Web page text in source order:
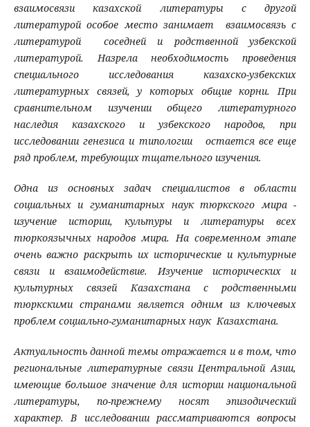
взаимосвязи казахской литературы с другой
литературой особое место занимает взаимосвязь с
литературой соседней и родственной узбекской
литературой. Назрела необходимость проведения
специального исследования казахско-узбекских
литературных связей, у которых общие корни. При
сравнительном изучении общего литературного
наследия казахского и узбекского народов, при
исследовании генезиса и типологии остается все еще
ряд проблем, требующих тщательного изучения.
Одна из основных задач специалистов в области
социальных и гуманитарных наук тюркского мира -
изучение истории, культуры и литературы всех
тюркоязычных народов мира. На современном этапе
очень важно раскрыть их исторические и культурные
связи и взаимодействие. Изучение исторических и
культурных связей Казахстана с родственными
тюркскими странами является одним из ключевых
проблем социально-гуманитарных наук Казахстана.
Актуальность данной темы отражается и в том, что
региональные литературные связи Центральной Азии,
имеющие большое значение для истории национальной
литературы, по-прежнему носят эпизодический
характер. В исследовании рассматриваются вопросы